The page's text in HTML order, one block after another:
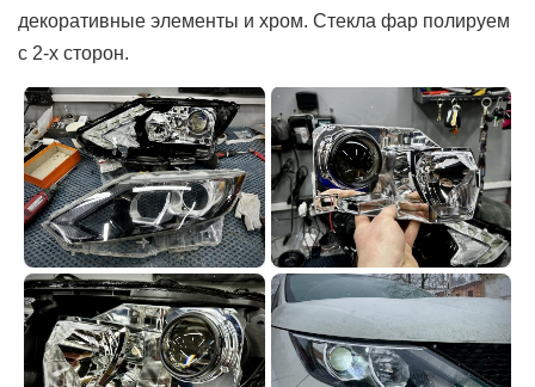
декоративные элементы и хром. Стекла фар полируем
с 2-х сторон.